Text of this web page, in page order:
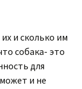
и сколько им
собака- это
для
и не